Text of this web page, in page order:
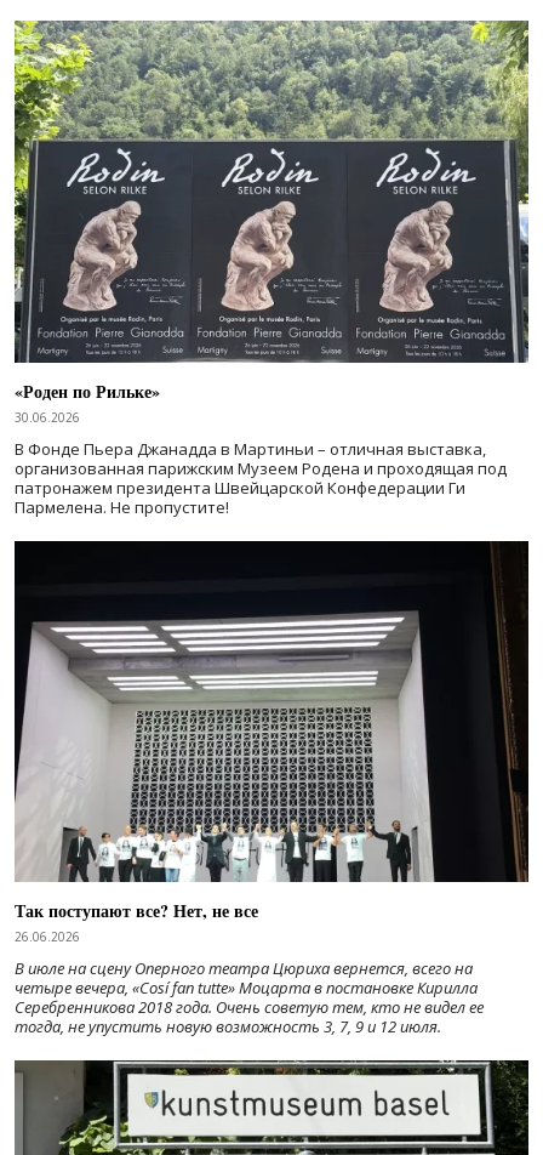
«Роден по Рильке»
30.06.2026
В Фонде Пьера Джанадда в Мартиньи – отличная выставка,
организованная парижским Музеем Родена и проходящая под
патронажем президента Швейцарской Конфедерации Ги
Пармелена. Не пропустите!
Так поступают все? Нет, не все
26.06.2026
В июле на сцену Оперного театра Цюриха вернется, всего на
четыре вечера, «Cosí fan tutte» Моцарта в постановке Кирилла
Серебренникова 2018 года. Очень советую тем, кто не видел ее
тогда, не упустить новую возможность 3, 7, 9 и 12 июля.